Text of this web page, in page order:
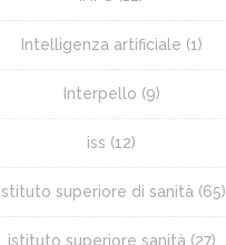
Intelligenza artificiale (1)
Interpello (9)
iss (12)
Istituto superiore di sanità (65)
istituto superiore sanità (27)